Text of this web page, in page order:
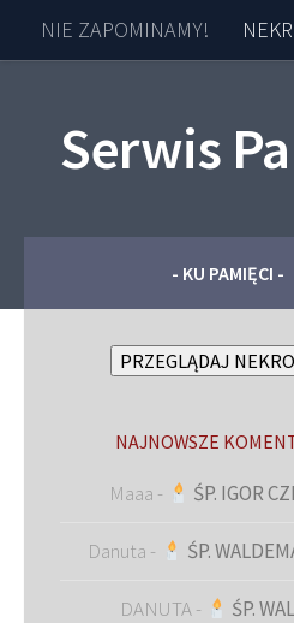
Skip to content
NIE ZAPOMINAMY!
Serwis
- KU PAMIĘCI -
PRZEGLĄDAJ
NAJNOWSZE
Maaa - ŚP. IGOR
Danuta - ŚP.
DANUTA-
ŚP.